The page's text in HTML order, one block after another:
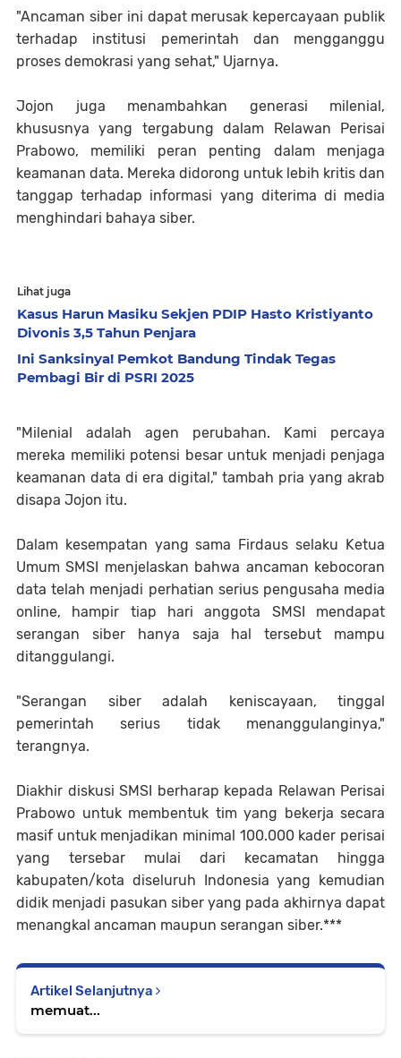
"Ancaman siber ini dapat merusak kepercayaan publik
terhadap institusi pemerintah dan mengganggu
proses demokrasi yang sehat," Ujarnya.
Jojon juga menambahkan generasi milenial,
khususnya yang tergabung dalam Relawan Perisai
Prabowo, memiliki peran penting dalam menjaga
keamanan data. Mereka didorong untuk lebih kritis dan
tanggap terhadap informasi yang diterima di media
menghindari bahaya siber.
Lihat juga
Kasus Harun Masiku Sekjen PDIP Hasto Kristiyanto
Divonis 3,5 Tahun Penjara
Ini Sanksinya! Pemkot Bandung Tindak Tegas
Pembagi Bir di PSRI 2025
"Milenial adalah agen perubahan. Kami percaya
mereka memiliki potensi besar untuk menjadi penjaga
keamanan data di era digital," tambah pria yang akrab
disapa Jojon itu.
Dalam kesempatan yang sama Firdaus selaku Ketua
Umum SMSI menjelaskan bahwa ancaman kebocoran
data telah menjadi perhatian serius pengusaha media
online, hampir tiap hari anggota SMSI mendapat
serangan siber hanya saja hal tersebut mampu
ditanggulangi.
"Serangan siber adalah keniscayaan, tinggal
pemerintah serius tidak menanggulanginya,"
terangnya.
Diakhir diskusi SMSI berharap kepada Relawan Perisai
Prabowo untuk membentuk tim yang bekerja secara
masif untuk menjadikan minimal 100.000 kader perisai
yang tersebar mulai dari kecamatan hingga
kabupaten/kota diseluruh Indonesia yang kemudian
didik menjadi pasukan siber yang pada akhirnya dapat
menangkal ancaman maupun serangan siber.***
Artikel Selanjutnya
memuat...